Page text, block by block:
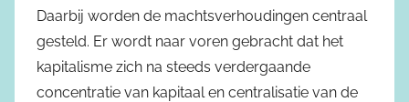
Daarbij worden de machtsverhoudingen centraal
gesteld. Er wordt naar voren gebracht dat het
kapitalisme zich na steeds verdergaande
concentratie van kapitaal en centralisatie van de